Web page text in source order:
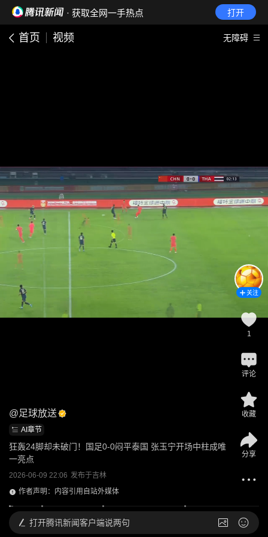
· 获取全网一手热点 打开
首页 视频 无障碍
@足球放送
AI章节
狂轰24脚却未破门！国足0-0闷平泰国 张玉宁开场中柱成唯
一亮点
2026-06-09 22:06 发布于吉林
作者声明：内容引用自站外媒体
关注
1
评论
收藏
分享
打开腾讯新闻客户端说两句